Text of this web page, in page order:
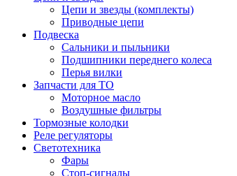
Цепи и звезды (комплекты)
Приводные цепи
Подвеска
Сальники и пыльники
Подшипники переднего колеса
Перья вилки
Запчасти для ТО
Моторное масло
Воздушные фильтры
Тормозные колодки
Реле регуляторы
Cветотехника
Фары
Стоп-сигналы